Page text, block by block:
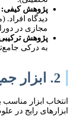
پژوهش کیفی:
دیدگاه
مجازی در
پژوهش
به درکی
2. ابزار جمع‌آوری داده
انتخاب ابزار
ابزارهای رایج در